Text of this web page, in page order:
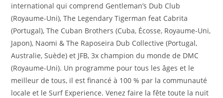
international qui comprend Gentleman’s Dub Club
(Royaume-Uni), The Legendary Tigerman feat Cabrita
(Portugal), The Cuban Brothers (Cuba, Écosse, Royaume-Uni,
Japon), Naomi & The Raposeira Dub Collective (Portugal,
Australie, Suède) et JFB, 3x champion du monde de DMC
(Royaume-Uni). Un programme pour tous les âges et le
meilleur de tous, il est financé à 100 % par la communauté
locale et le Surf Experience. Venez faire la fête toute la nuit